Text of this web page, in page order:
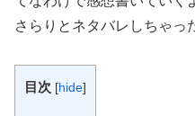
さらりとネタバレしちゃっ
目次 [hide]